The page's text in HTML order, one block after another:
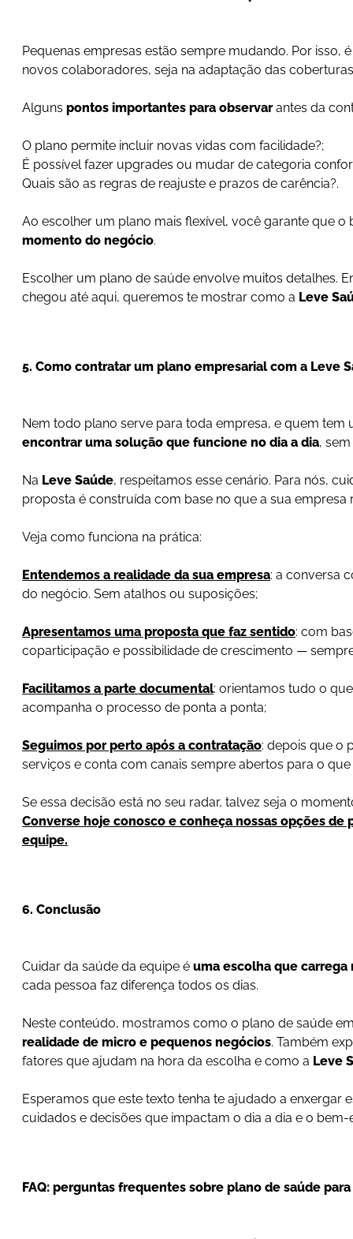
Pequenas empresas estão sempre mudando. Por isso,
novos colaboradores, seja na adaptação das
Alguns pontos importantes para observarantes da
O plano permite incluir novas vidas com facilidade?;
É possível fazer upgrades ou mudar de categoria
Quais são as regras de reajuste e prazos de carência?.
Ao escolher um plano mais flexível, você garante que
momento do negócio.
Escolher um plano de saúde envolve muitos detalhes.
chegou até aqui, queremos te mostrar como a Leve
5. Como contratar um plano empresarial com a Leve
Nem todo plano serve para toda empresa, e quem
encontrar uma solução que funcione no dia a dia,
Na Leve Saúde, respeitamos esse cenário. Para nós,
proposta é construída com base no que a sua
Veja como funciona na prática:
Entendemos a realidade da sua empresa: a conversa
do negócio. Sem atalhos ou suposições;
Apresentamos uma proposta que faz sentido: com
coparticipação e possibilidade de crescimento —
Facilitamos a parte documental: orientamos tudo o
acompanha o processo de ponta a ponta;
Seguimos por perto após a contratação: depois que o
serviços e conta com canais sempre abertos para o
Se essa decisão está no seu radar, talvez seja o
Converse hoje conosco e conheça nossas opções de
equipe.
6. Conclusão
Cuidar da saúde da equipe é uma escolha que carrega
cada pessoa faz diferença todos os dias.
Neste conteúdo, mostramos como o plano de saúde
realidade de micro e pequenos negócios. Também
fatores que ajudam na hora da escolha e como a Leve
Esperamos que este texto tenha te ajudado a enxergar
cuidados e decisões que impactam o dia a dia e o bem-
FAQ: perguntas frequentes sobre plano de saúde